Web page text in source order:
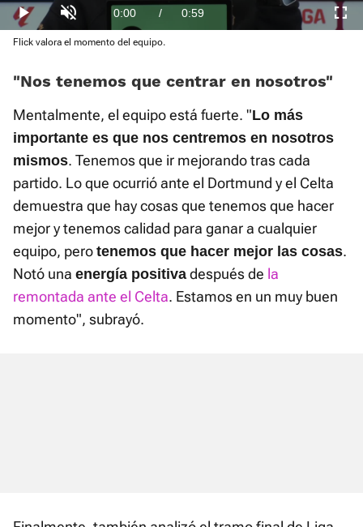
Play Unmute Current
Time
0:00 / Duration
0:59
0%
Flick valora el momento del equipo.
“Nos tenemos que centrar en nosotros”
Mentalmente, el equipo está fuerte. "Lo más
importante es que nos centremos en nosotros
mismos. Tenemos que ir mejorando tras cada
partido. Lo que ocurrió ante el Dortmund y el Celta
demuestra que hay cosas que tenemos que hacer
mejor y tenemos calidad para ganar a cualquier
equipo, pero tenemos que hacer mejor las cosas.
Notó una energía positiva después de la
remontada ante el Celta. Estamos en un muy buen
momento", subrayó.